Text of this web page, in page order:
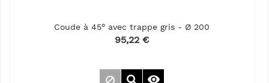
Coude à 45° avec trappe gris - Ø 200
Prix
95,22 €
